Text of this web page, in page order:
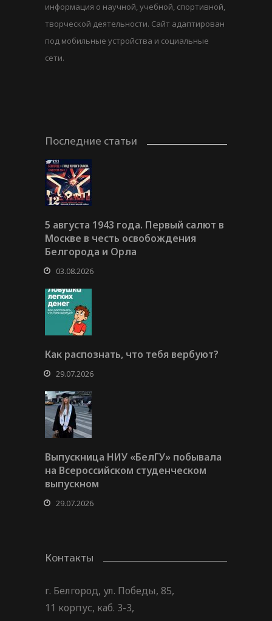
информация о научной, учебной, спортивной,
творческой деятельности. Сайт адаптирован
под мобильные устройства и социальные
сети.
Последние статьи
5 августа 1943 года. Первый салют в
Москве в честь освобождения
Белгорода и Орла
03.08.2026
Как распознать, что тебя вербуют?
29.07.2026
Выпускница НИУ «БелГУ» побывала
на Всероссийском студенческом
выпускном
29.07.2026
Контакты
г. Белгород, ул. Победы, 85,
11 корпус, каб. 3-3,